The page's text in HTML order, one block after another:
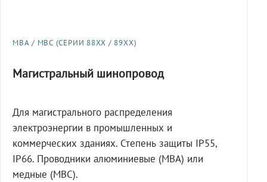
МВА / МВС (СЕРИИ 88XX / 89XX)
Магистральный шинопровод
Для магистрального распределения
электроэнергии в промышленных и
коммерческих зданиях. Степень защиты IP55,
IP66. Проводники алюминиевые (МВА) или
медные (МВС).